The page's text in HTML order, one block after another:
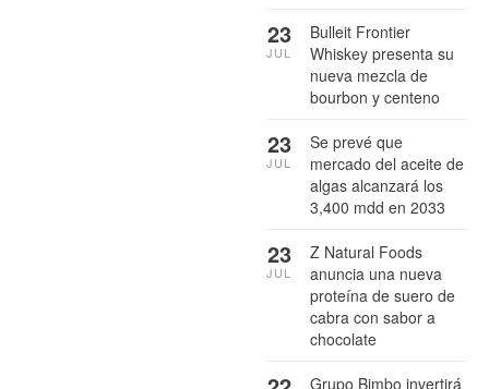
Bulleit Frontier
Whiskey presenta su
nueva mezcla de
bourbon y centeno
23
JUL
Se prevé que
mercado del aceite de
algas alcanzará los
3,400 mdd en 2033
23
JUL
Z Natural Foods
anuncia una nueva
proteína de suero de
cabra con sabor a
chocolate
23
JUL
Grupo Bimbo invertirá